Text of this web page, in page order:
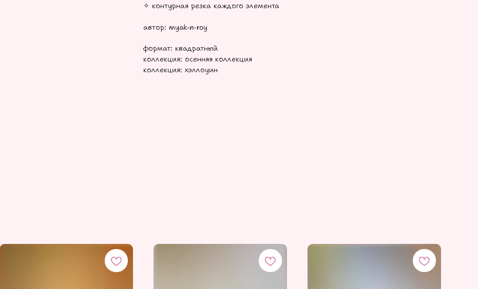
✧ контурная резка каждого элемента
автор: myak-n-roy
формат: квадратный
коллекция: осенняя коллекция
коллекция: хэллоуин